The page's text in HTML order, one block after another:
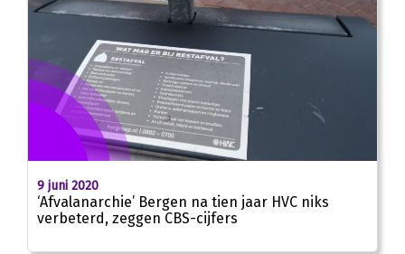
9 juni 2020
‘Afvalanarchie’ Bergen na tien jaar HVC niks
verbeterd, zeggen CBS-cijfers